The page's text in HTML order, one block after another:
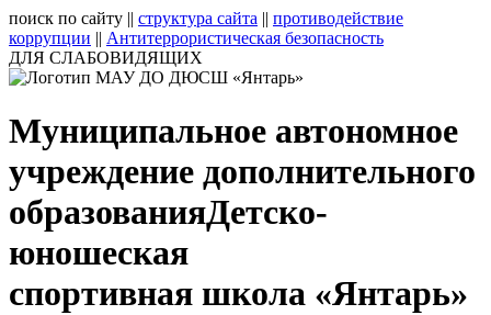
поиск по сайту || структура сайта || противодействие
коррупции || Антитеррористическая безопасность
ДЛЯ СЛАБОВИДЯЩИХ
Муниципальное автономное
учреждение дополнительного
образованияДетско-
юношеская
спортивная школа «Янтарь»